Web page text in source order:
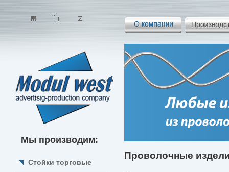
Мы производим:
Стойки торговые
Проволочные